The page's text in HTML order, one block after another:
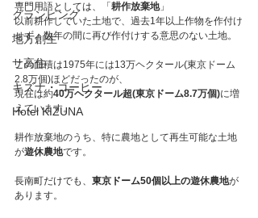
グランピング
地方創生
サ高住
キズナ・コーヒー
Hotel KIZUNA
専門用語としては、「 耕作放棄地」
以前耕作していた土地で、過去1年以上作物を作付け
せず、数年の間に再び作付けする意思のない土地。
この面積は1975年には13万ヘクタール(東京ドーム
2.8万個)ほどだったのが、
現在は約40万ヘクタール超(東京ドーム8.7万個)に増
えています。
耕作放棄地のうち、特に農地として再生可能な土地
が遊休農地です。
長南町だけでも、 東京ドーム50個以上の遊休農地が
あります。